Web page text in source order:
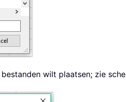
wilt plaatsen; zie